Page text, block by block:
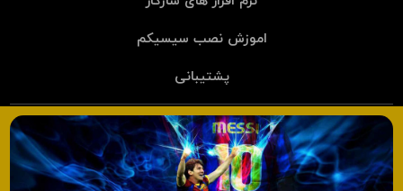
اموزش نصب سیسیکم
پشتیبانی